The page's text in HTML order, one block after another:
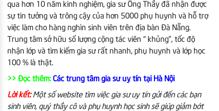
qua hơn 10 năm kinh nghiệm, gia sư Ông Thầy đã nhận được
sự tin tưởng và trông cậy của hơn 5000 phụ huynh và hỗ trợ
việc làm cho hàng nghìn sinh viên trên địa bàn Đà Nẵng.
Trung tâm sở hữu số lượng cộng tác viên “ khủng”, tốc độ
nhận lớp và tìm kiếm gia sư rất nhanh, phụ huynh và lớp học
100 % là thật.
>> Đọc thêm: Các trung tâm gia sư uy tín tại Hà Nội
Lời kết:Một số website tìm việc gia sư uy tín gửi đến các bạn
sinh viên, quý thầy cô và phụ huynh học sinh sẽ giúp giảm bớt